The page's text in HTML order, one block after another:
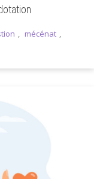
, mécénat ,